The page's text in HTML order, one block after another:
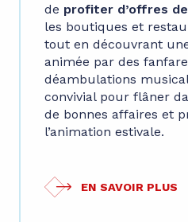
de profiter d’offres
les boutiques et
tout en découvrant
animée par des
déambulations
convivial pour flâner
de bonnes affaires et
l’animation estivale.
EN SAVOIR PLUS